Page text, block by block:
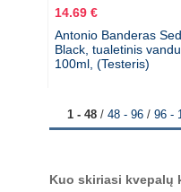
14.69 €
Antonio Banderas
Black, tualetinis
100ml, (Testeris)
1 - 48/ 48 - 96/ 96 -
Kuo skiriasi kvepalų